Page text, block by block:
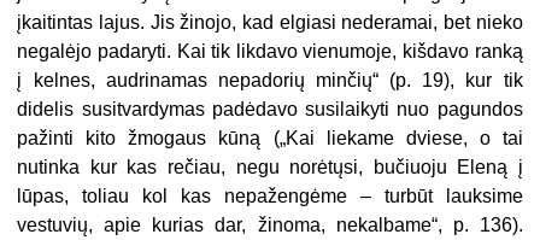
įkaitintas lajus. Jis žinojo, kad elgiasi nederamai, bet nieko
negalėjo padaryti. Kai tik likdavo vienumoje, kišdavo ranką
į kelnes, audrinamas nepadorių minčių“ (p. 19), kur tik
didelis susitvardymas padėdavo susilaikyti nuo pagundos
pažinti kito žmogaus kūną („Kai liekame dviese, o tai
nutinka kur kas rečiau, negu norėtųsi, bučiuoju Eleną į
lūpas, toliau kol kas nepažengėme – turbūt lauksime
vestuvių, apie kurias dar, žinoma, nekalbame“, p. 136).